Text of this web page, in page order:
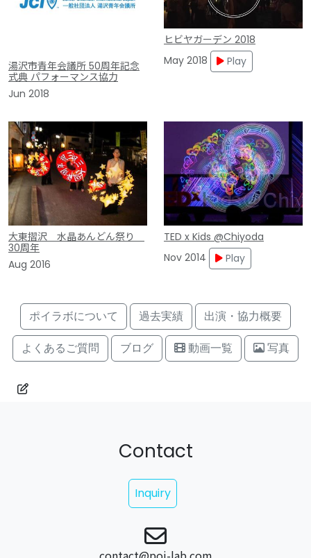
湯沢市青年会議所 50周年記念
式典 パフォーマンス協力
Jun 2018
ヒビヤガーデン 2018
May 2018
Play
大東摺沢 水晶あんどん祭り
30周年
Aug 2016
TED x Kids @Chiyoda
Nov 2014
Play
ポイラボについて 過去実績
出演・協力概要
よくあるご質問
ブログ 動画一覧 写真
Contact
Inquiry